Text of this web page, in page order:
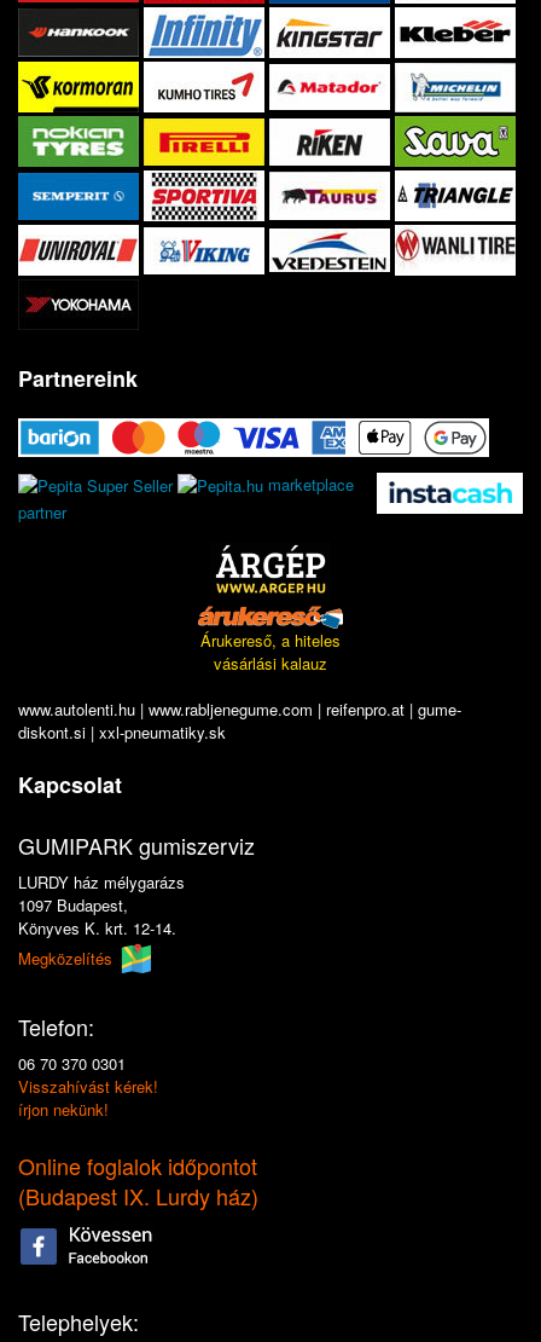
Partnereink
marketplace
partner
Árukereső, a hiteles
vásárlási kalauz
www.autolenti.hu | www.rabljenegume.com | reifenpro.at | gume-
diskont.si | xxl-pneumatiky.sk
Kapcsolat
GUMIPARK gumiszerviz
LURDY ház mélygarázs
1097 Budapest,
Könyves K. krt. 12-14.
Megközelítés
Telefon:
06 70 370 0301
Visszahívást kérek!
írjon nekünk!
Online foglalok időpontot
(Budapest IX. Lurdy ház)
Telephelyek: